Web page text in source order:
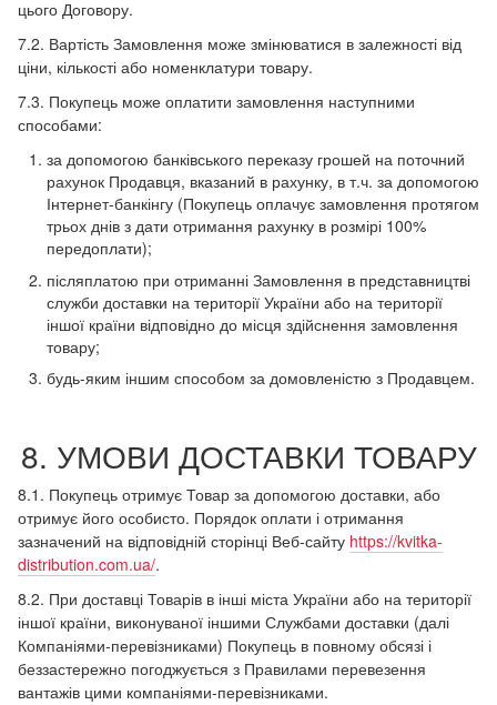
цього Договору.
7.2. Вартість Замовлення може змінюватися в залежності від
ціни, кількості або номенклатури товару.
7.3. Покупець може оплатити замовлення наступними
способами:
за допомогою банківського переказу грошей на поточний
рахунок Продавця, вказаний в рахунку, в т.ч. за допомогою
Інтернет-банкінгу (Покупець оплачує замовлення протягом
трьох днів з дати отримання рахунку в розмірі 100%
передоплати);
післяплатою при отриманні Замовлення в представництві
служби доставки на території України або на території
іншої країни відповідно до місця здійснення замовлення
товару;
будь-яким іншим способом за домовленістю з Продавцем.
8. УМОВИ ДОСТАВКИ ТОВАРУ
8.1. Покупець отримує Товар за допомогою доставки, або
отримує його особисто. Порядок оплати і отримання
зазначений на відповідній сторінці Веб-сайту https://kvitka-
distribution.com.ua/.
8.2. При доставці Товарів в інші міста України або на території
іншої країни, виконуваної іншими Службами доставки (далі
Компаніями-перевізниками) Покупець в повному обсязі і
беззастережно погоджується з Правилами перевезення
вантажів цими компаніями-перевізниками.